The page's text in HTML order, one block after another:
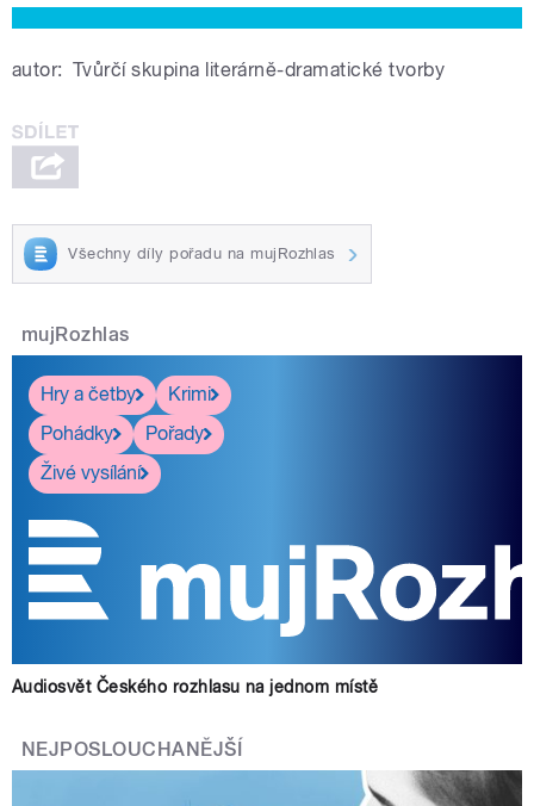
autor: Tvůrčí skupina literárně-dramatické tvorby
Všechny díly pořadu na mujRozhlas
mujRozhlas
Hry a četby
Krimi
Pohádky
Pořady
Živé vysílání
Audiosvět Českého rozhlasu na jednom místě
NEJPOSLOUCHANĚJŠÍ